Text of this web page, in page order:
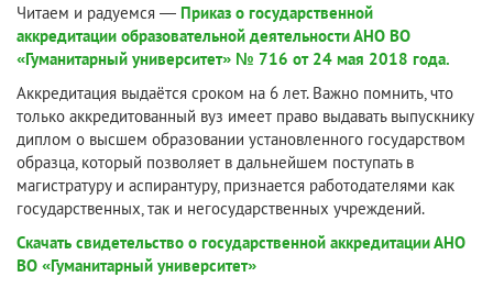
Читаем и радуемся — Приказ о государственной
аккредитации образовательной деятельности АНО ВО
«Гуманитарный университет» № 716 от 24 мая 2018 года.
Аккредитация выдаётся сроком на 6 лет. Важно помнить, что
только аккредитованный вуз имеет право выдавать выпускнику
диплом о высшем образовании установленного государством
образца, который позволяет в дальнейшем поступать в
магистратуру и аспирантуру, признается работодателями как
государственных, так и негосударственных учреждений.
Скачать свидетельство о государственной аккредитации АНО
ВО «Гуманитарный университет»